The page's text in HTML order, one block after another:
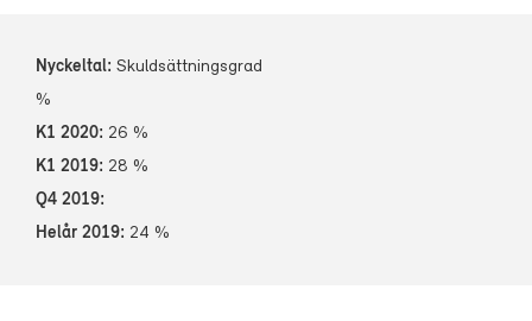
Skuldsättningsgrad
%
26 %
28 %
24 %